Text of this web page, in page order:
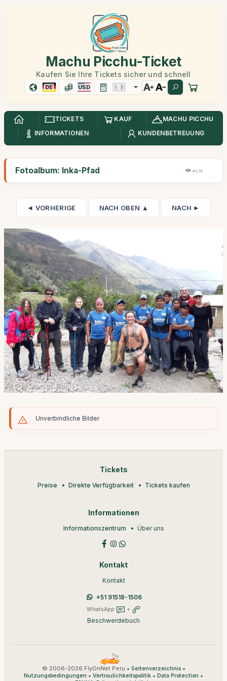
Machu Picchu-Ticket
Kaufen Sie Ihre Tickets sicher und schnell
DE USD
TICKETS KAUF
MACHU PICCHU
INFORMATIONEN
KUNDENBETREUUNG
Fotoalbum: Inka-Pfad 43,7K
◄ VORHERIGE NACH OBEN ▲ NACH ►
Unverbindliche Bilder
Tickets
Preise Direkte Verfügbarkeit Tickets kaufen
Informationen
Informationszentrum Über uns
Kontakt
Kontakt
+51 91518-1506
WhatsApp +
Beschwerdebuch
© 2006-2026 FlyOnNet Peru • Seitenverzeichnis•
Nutzungsbedingungen • Vertraulichkeitspolitik • Data Protection •